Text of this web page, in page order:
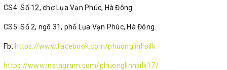
CS4: Số 12, chợ Lụa Vạn Phúc, Hà Đông.
CS5: Số 2, ngõ 31, phố Lụa Vạn Phúc, Hà Đông.
Fb: https://www.facebook.com/phuonglinhsilk
https://www.instagram.com/phuonglinhsilk17/